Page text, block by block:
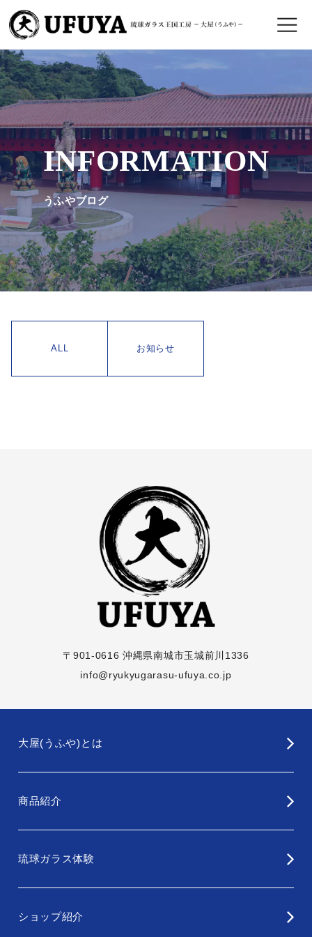
INFORMATION
うふやブログ
ALL お知らせ
〒901-0616 沖縄県南城市玉城前川1336
info@ryukyugarasu-ufuya.co.jp
大屋(うふや)とは
商品紹介
琉球ガラス体験
ショップ紹介